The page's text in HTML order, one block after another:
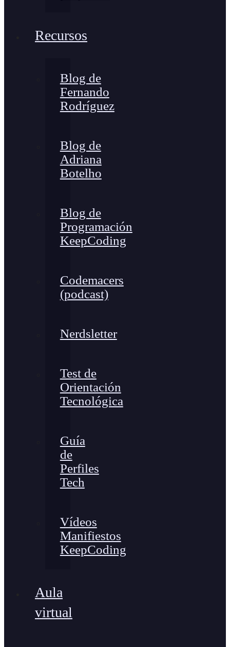
Recursos
Blog de
Fernando
Rodríguez
Blog de
Adriana
Botelho
Blog de
Programación
KeepCoding
Codemacers
(podcast)
Nerdsletter
Test de
Orientación
Tecnológica
Guía
de
Perfiles
Tech
Vídeos
Manifiestos
KeepCoding
Aula
virtual